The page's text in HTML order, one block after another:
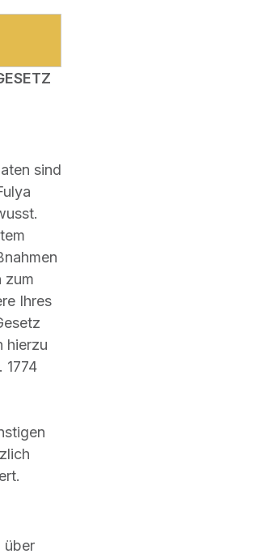
sind
zum
Ihres
hierzu
1774
über